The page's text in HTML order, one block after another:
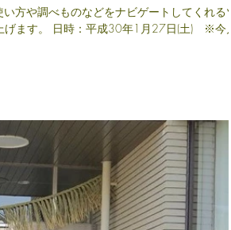
方や調べものなどをナビゲートしてくれるツ
げます。 日時：平成30年1月27日(土) ※今月